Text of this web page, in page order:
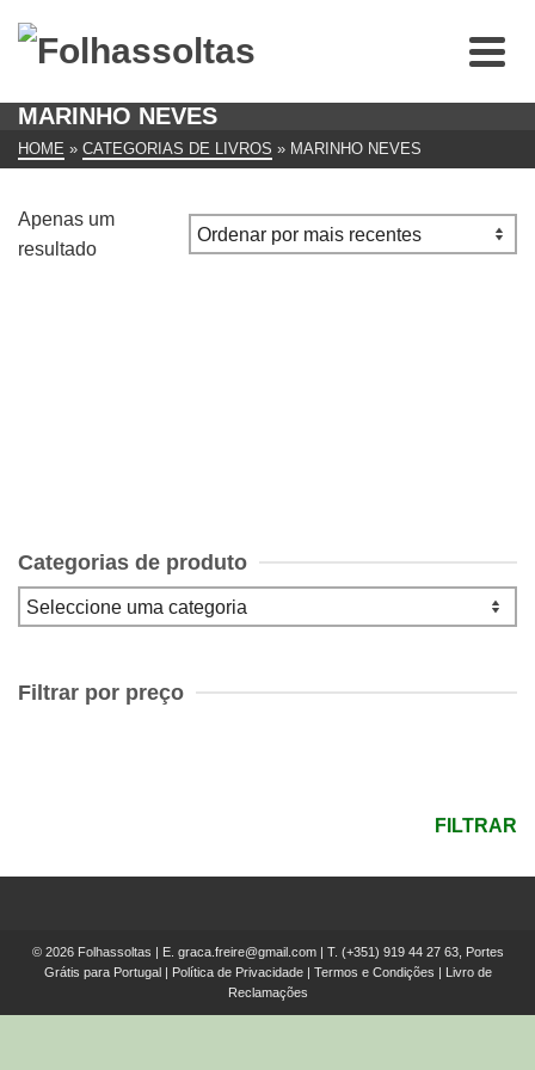
MARINHO NEVES
HOME » CATEGORIAS DE LIVROS » MARINHO NEVES
Apenas um
resultado
Categorias de produto
Filtrar por preço
FILTRAR
© 2026 Folhassoltas | E. graca.freire@gmail.com| T. (+351) 919 44 27 63, Portes
Grátis para Portugal
Política de Privacidade| Termos e Condições
Livro de
Reclamações